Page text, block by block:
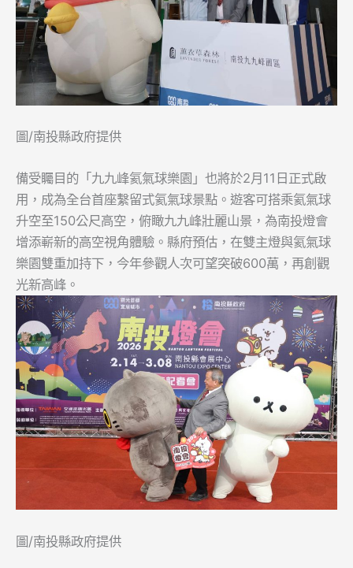
圖/南投縣政府提供
備受矚目的「九九峰氦氣球樂園」也將於2月11日正式啟
用，成為全台首座繫留式氦氣球景點。遊客可搭乘氦氣球
升空至150公尺高空，俯瞰九九峰壯麗山景，為南投燈會
增添嶄新的高空視角體驗。縣府預估，在雙主燈與氦氣球
樂園雙重加持下，今年參觀人次可望突破600萬，再創觀
光新高峰。
圖/南投縣政府提供